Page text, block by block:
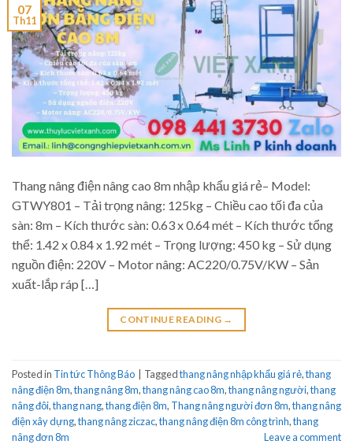
07
Th11
Thang nâng điện nâng cao 8m nhập khẩu giá rẻ– Model:
GTWY801 – Tải trọng nâng: 125kg – Chiều cao tối đa của
sàn: 8m – Kích thước sàn: 0.63 x 0.64 mét – Kích thước tổng
thể: 1.42 x 0.84 x 1.92 mét – Trọng lượng: 450 kg – Sử dụng
nguồn điện: 220V – Motor nâng: AC220/0.75V/KW – Sản
xuất-lắp ráp […]
CONTINUE READING →
Posted in Tin tức Thông Báo Taggedthang nâng nhập khẩu giá rẻ,thang
nâng điện 8m,thang nâng 8m,thang nâng cao 8m,thang nâng người,thang
nâng đôi,thang nang,thang điện 8m, Thang nâng người đơn 8m,thang nâng
điện xây dựng,thang nâng ziczac,thang nâng điện 8m công trình,thang
nâng đơn 8m
Leave a comment